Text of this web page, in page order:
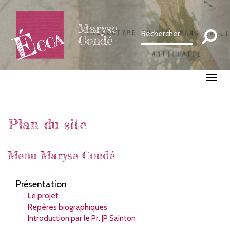
contenu
principal
Maryse
Condé
Plan du site
Menu Maryse Condé
Présentation
Le projet
Repères biographiques
Introduction par le Pr. JP Sainton